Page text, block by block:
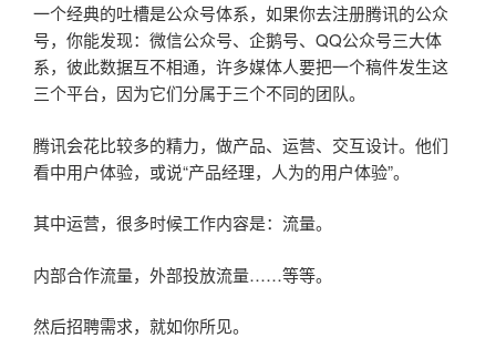
一个经典的吐槽是公众号体系，如果你去注册腾讯的公众
号，你能发现：微信公众号、企鹅号、QQ公众号三大体
系，彼此数据互不相通，许多媒体人要把一个稿件发生这
三个平台，因为它们分属于三个不同的团队。
腾讯会花比较多的精力，做产品、运营、交互设计。他们
看中用户体验，或说“产品经理，人为的用户体验”。
其中运营，很多时候工作内容是：流量。
内部合作流量，外部投放流量……等等。
然后招聘需求，就如你所见。